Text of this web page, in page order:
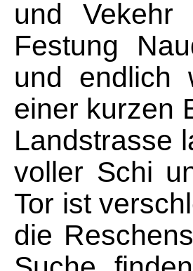
und
Festung
und endlich
einer kurzen
Landstrasse
voller Schi
Tor ist
die